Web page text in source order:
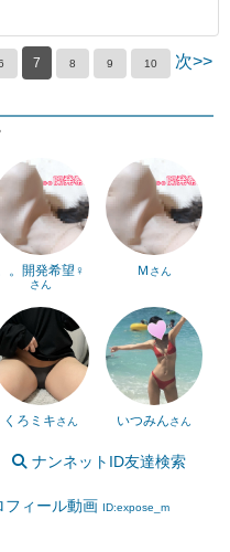
7 8 9 10 次>>
。開発希望♀
さん
Ｍ さん
くろミキさん いつみんさん
ナンネットID友達検索
フィール動画 ID:expose_m